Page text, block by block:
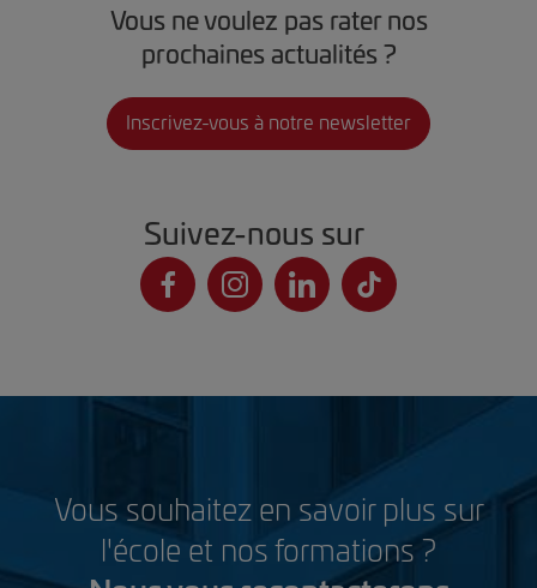
Vous ne voulez pas rater nos
prochaines actualités ?
Inscrivez-vous à notre newsletter
Suivez-nous sur
Vous souhaitez en savoir plus sur
l'école et nos formations ?